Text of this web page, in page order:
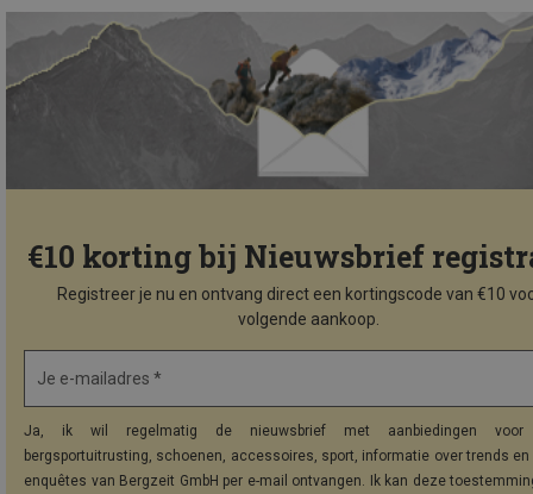
€10 korting bij Nieuwsbrief
Registreer je nu en ontvang direct een kortingscode van €10
volgende aankoop.
Je e-mailadres *
Ja, ik wil regelmatig de nieuwsbrief met aanbiedingen voor
bergsportuitrusting, schoenen, accessoires, sport, informatie over trends
enquêtes van Bergzeit GmbH per e-mail ontvangen. Ik kan deze